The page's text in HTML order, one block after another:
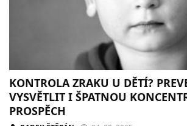
KONTROLA ZRAKU U DĚTÍ?
VYSVĚTLIT I ŠPATNOU
PROSPĚCH